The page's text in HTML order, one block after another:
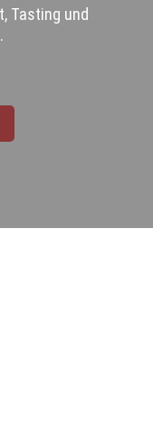
Tasting und